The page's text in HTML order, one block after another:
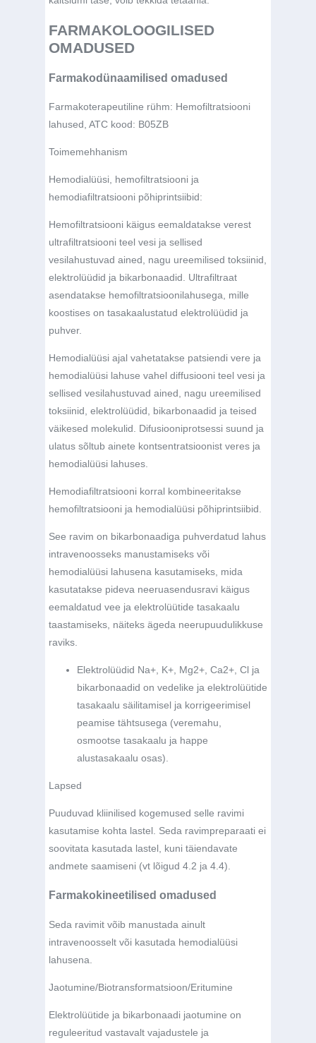
FARMAKOLOOGILISED
OMADUSED
Farmakodünaamilised omadused
Farmakoterapeutiline rühm: Hemofiltratsiooni
lahused, ATC kood: B05ZB
Toimemehhanism
Hemodialüüsi, hemofiltratsiooni ja
hemodiafiltratsiooni põhiprintsiibid:
Hemofiltratsiooni käigus eemaldatakse verest
ultrafiltratsiooni teel vesi ja sellised
vesilahustuvad ained, nagu ureemilised toksiinid,
elektrolüüdid ja bikarbonaadid. Ultrafiltraat
asendatakse hemofiltratsioonilahusega, mille
koostises on tasakaalustatud elektrolüüdid ja
puhver.
Hemodialüüsi ajal vahetatakse patsiendi vere ja
hemodialüüsi lahuse vahel diffusiooni teel vesi ja
sellised vesilahustuvad ained, nagu ureemilised
toksiinid, elektrolüüdid, bikarbonaadid ja teised
väikesed molekulid. Difusiooniprotsessi suund ja
ulatus sõltub ainete kontsentratsioonist veres ja
hemodialüüsi lahuses.
Hemodiafiltratsiooni korral kombineeritakse
hemofiltratsiooni ja hemodialüüsi põhiprintsiibid.
See ravim on bikarbonaadiga puhverdatud lahus
intravenoosseks manustamiseks või
hemodialüüsi lahusena kasutamiseks, mida
kasutatakse pideva neeruasendusravi käigus
eemaldatud vee ja elektrolüütide tasakaalu
taastamiseks, näiteks ägeda neerupuudulikkuse
raviks.
Elektrolüüdid Na+, K+, Mg2+, Ca2+, Cl ja
bikarbonaadid on vedelike ja elektrolüütide
tasakaalu säilitamisel ja korrigeerimisel
peamise tähtsusega (veremahu,
osmootse tasakaalu ja happe
alustasakaalu osas).
Lapsed
Puuduvad kliinilised kogemused selle ravimi
kasutamise kohta lastel. Seda ravimpreparaati ei
soovitata kasutada lastel, kuni täiendavate
andmete saamiseni (vt lõigud 4.2 ja 4.4).
Farmakokineetilised omadused
Seda ravimit võib manustada ainult
intravenoosselt või kasutada hemodialüüsi
lahusena.
Jaotumine/Biotransformatsioon/Eritumine
Elektrolüütide ja bikarbonaadi jaotumine on
reguleeritud vastavalt vajadustele ja